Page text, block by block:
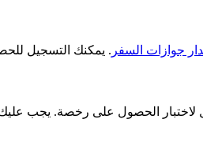
جوازات السفر